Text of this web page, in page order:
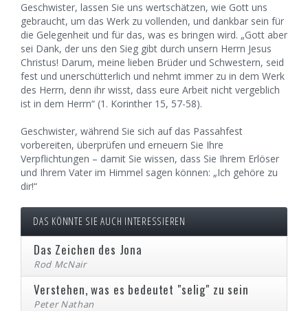
Geschwister, lassen Sie uns wertschätzen, wie Gott uns
gebraucht, um das Werk zu vollenden, und dankbar sein für
die Gelegenheit und für das, was es bringen wird. „Gott aber
sei Dank, der uns den Sieg gibt durch unsern Herrn Jesus
Christus! Darum, meine lieben Brüder und Schwestern, seid
fest und unerschütterlich und nehmt immer zu in dem Werk
des Herrn, denn ihr wisst, dass eure Arbeit nicht vergeblich
ist in dem Herrn“ (1. Korinther 15, 57-58).
Geschwister, während Sie sich auf das Passahfest
vorbereiten, überprüfen und erneuern Sie Ihre
Verpflichtungen – damit Sie wissen, dass Sie Ihrem Erlöser
und Ihrem Vater im Himmel sagen können: „Ich gehöre zu
dir!“
DAS KÖNNTE SIE AUCH INTERESSIEREN
Das Zeichen des Jona
Rod McNair
Verstehen, was es bedeutet "selig" zu sein
Peter Nathan